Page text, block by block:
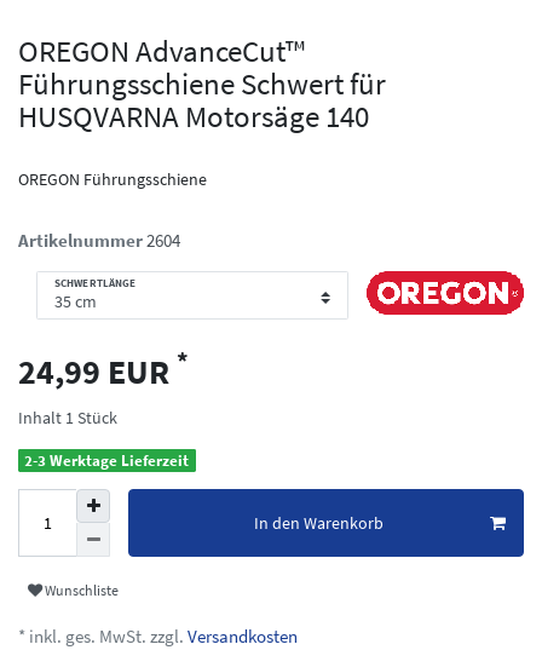
OREGON AdvanceCut™
Führungsschiene Schwert für
HUSQVARNA Motorsäge 140
OREGON Führungsschiene
Artikelnummer2604
SCHWERTLÄNGE
24,99 EUR *
Inhalt 1Stück
2-3 Werktage Lieferzeit
In den Warenkorb
Wunschliste
* inkl. ges. MwSt. zzgl. Versandkosten